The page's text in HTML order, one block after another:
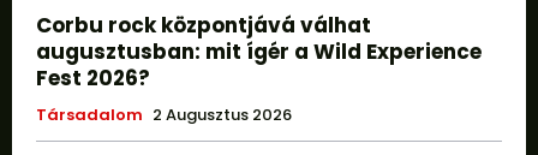
Corbu rock központjává válhat
augusztusban: mit ígér a Wild Experience
Fest 2026?
Társadalom 2 Augusztus 2026